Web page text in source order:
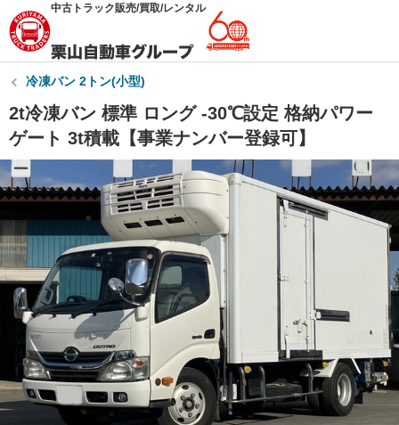
中古トラック販売/買取/レンタル
冷凍バン 2トン(小型)
2t冷凍バン 標準 ロング -30℃設定 格納パワー
ゲート 3t積載【事業ナンバー登録可】